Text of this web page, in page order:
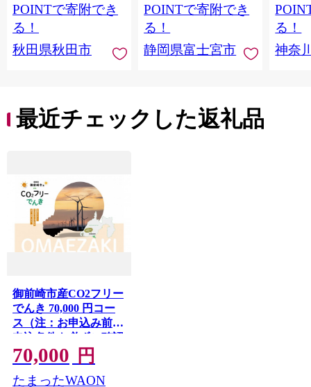
トイレットペーパー
日本製紙クレシア] 秋
田県秋田市
POINTで寄附でき
る！
秋田県秋田市
香りつき 日用品 消耗
品 備蓄
POINTで寄附でき
る！
静岡県富士宮市
防災
ペー
川県
トペー
る！
神奈
最近チェックした返礼品
御前崎市産CO2フリー
でんき 70,000 円コー
ス（注：お申込み前に
申込条件を必ずご確認
ください）
70,000 円
たまったWAON